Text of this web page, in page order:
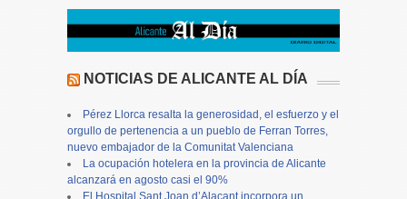
NOTICIAS DE ALICANTE AL DÍA
Pérez Llorca resalta la generosidad, el esfuerzo y el
orgullo de pertenencia a un pueblo de Ferran Torres,
nuevo embajador de la Comunitat Valenciana
La ocupación hotelera en la provincia de Alicante
alcanzará en agosto casi el 90%